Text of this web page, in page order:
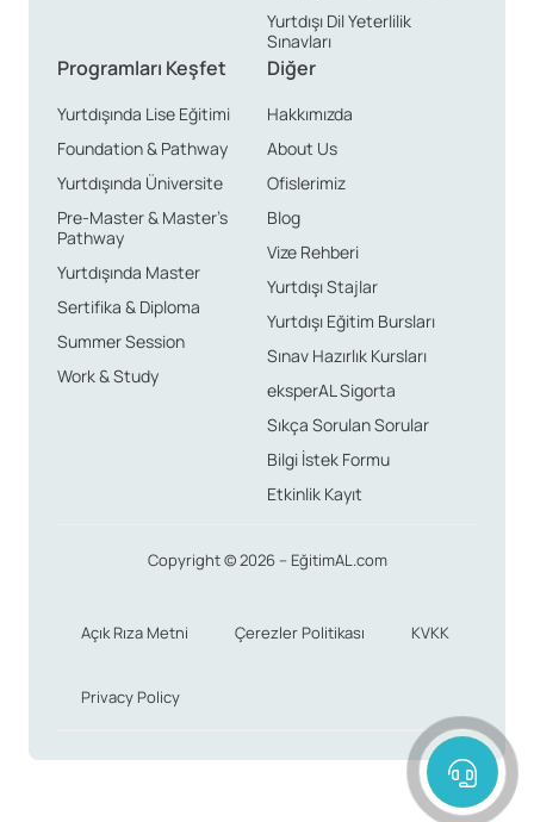
Yurtdışı Dil Yeterlilik
Sınavları
Programları Keşfet
Yurtdışında Lise Eğitimi
Foundation & Pathway
Yurtdışında Üniversite
Pre-Master & Master’s
Pathway
Yurtdışında Master
Sertifika & Diploma
Summer Session
Work & Study
Diğer
Hakkımızda
About Us
Ofislerimiz
Blog
Vize Rehberi
Yurtdışı Stajlar
Yurtdışı Eğitim Bursları
Sınav Hazırlık Kursları
eksperAL Sigorta
Sıkça Sorulan Sorular
Bilgi İstek Formu
Etkinlik Kayıt
Copyright © 2026 – EğitimAL.com
Açık Rıza Metni Çerezler Politikası KVKK
Privacy Policy